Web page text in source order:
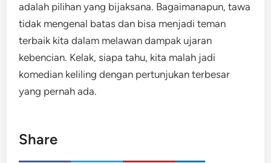
adalah pilihan yang bijaksana. Bagaimanapun, tawa
tidak mengenal batas dan bisa menjadi teman
terbaik kita dalam melawan dampak ujaran
kebencian. Kelak, siapa tahu, kita malah jadi
komedian keliling dengan pertunjukan terbesar
yang pernah ada.
Share